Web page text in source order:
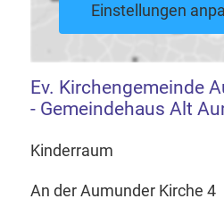
Einstellungen
Ev. Kirchengemeinde
- Gemeindehaus Alt
Kinderraum
An der Aumunder Kirche 4